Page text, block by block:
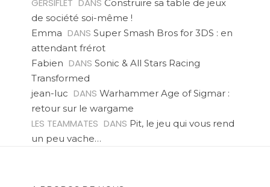
GERSIFLET DANS Construire sa table de jeux
de société soi-même !
Emma DANS Super Smash Bros for 3DS : en
attendant frérot
Fabien DANS Sonic & All Stars Racing
Transformed
jean-luc DANS Warhammer Age of Sigmar :
retour sur le wargame
LES TEAMMATES DANS Pit, le jeu qui vous rend
un peu vache…